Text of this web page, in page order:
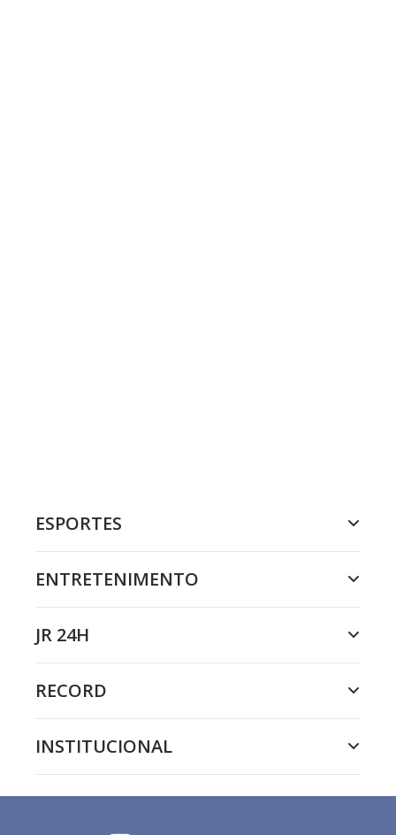
ESPORTES
ENTRETENIMENTO
JR 24H
RECORD
INSTITUCIONAL